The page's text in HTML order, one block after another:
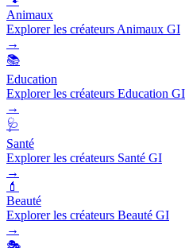
Animaux
Explorer les créateurs Animaux GI
→
📚
Education
Explorer les créateurs Education GI
→
🩺
Santé
Explorer les créateurs Santé GI
→
💄
Beauté
Explorer les créateurs Beauté GI
→